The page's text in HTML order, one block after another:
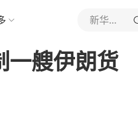
新华社新闻
一艘伊朗货